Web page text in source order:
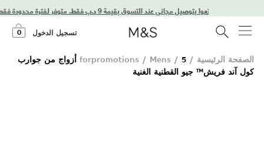
تسجيل الدخول 0
الصفحة الرئيسية /
forpromotions / Mens /
5 أزواج من جوارب
كول آند فريش™ جيو القطنية الغنية